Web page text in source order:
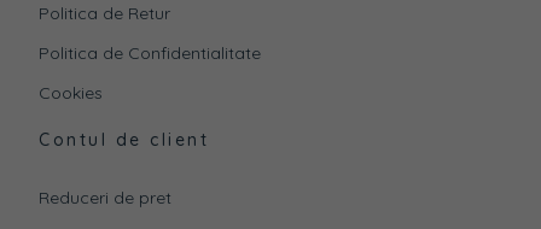
Politica de Retur
Politica de Confidentialitate
Cookies
Contul de client
Reduceri de pret